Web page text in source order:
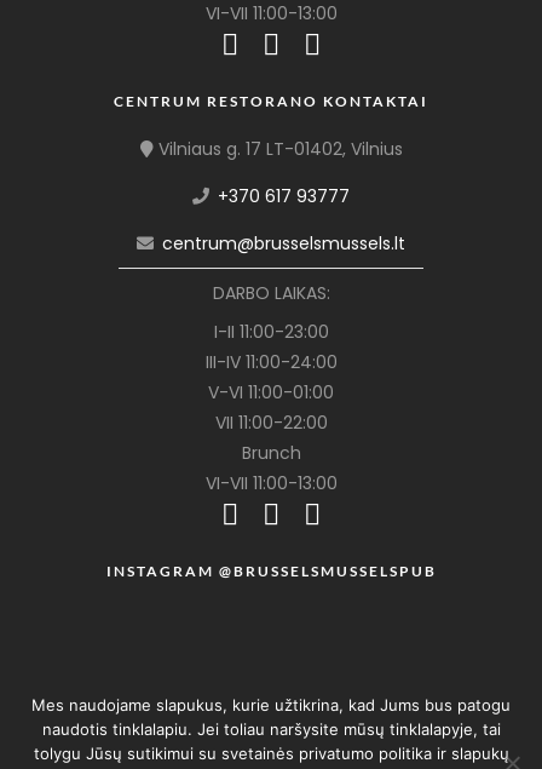
VI-VII 11:00-13:00
CENTRUM RESTORANO KONTAKTAI
Vilniaus g. 17 LT-01402, Vilnius
+370 617 93777
centrum@brusselsmussels.lt
DARBO LAIKAS:
I-II 11:00-23:00
III-IV 11:00-24:00
V-VI 11:00-01:00
VII 11:00-22:00
Brunch
VI-VII 11:00-13:00
INSTAGRAM @BRUSSELSMUSSELSPUB
Mes naudojame slapukus, kurie užtikrina, kad Jums bus patogu
naudotis tinklalapiu. Jei toliau naršysite mūsų tinklalapyje, tai
tolygu Jūsų sutikimui su svetainės privatumo politika ir slapukų